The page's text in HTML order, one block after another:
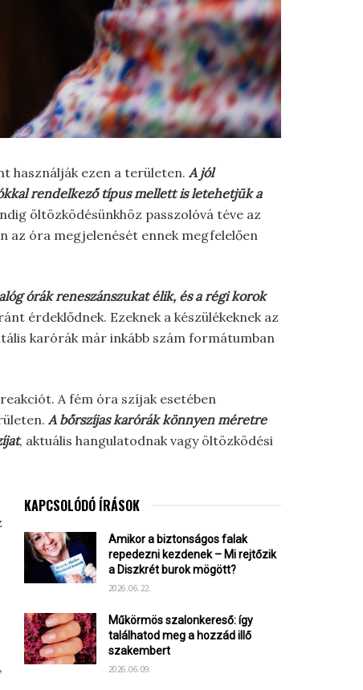
használják ezen a területen. A jól
rendelkező típus mellett is letehetjük a
öltözködésünkhöz passzolóvá téve az
az óra megjelenését ennek megfelelően
órák reneszánszukat élik, és a régi korok
érdeklődnek. Ezeknek a készülékeknek az
karórák már inkább szám formátumban
A fém óra szíjak esetében
A bőrszíjas karórák könnyen méretre
, aktuális hangulatodnak vagy öltözködési
KAPCSOLÓDÓ ÍRÁSOK
Amikor a biztonságos falak
repedezni kezdenek – Mi rejtőzik
a Diszkrét burok mögött?
2026.06.22.
Műkörmös szalonkereső: így
találhatod meg a hozzád illő
szakembert
2026.06.09.